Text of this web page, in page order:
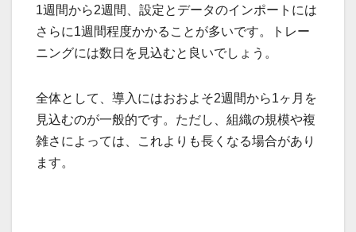
1週間から2週間、設定とデータのインポートには
さらに1週間程度かかることが多いです。トレー
ニングには数日を見込むと良いでしょう。
全体として、導入にはおおよそ2週間から1ヶ月を
見込むのが一般的です。ただし、組織の規模や複
雑さによっては、これよりも長くなる場合があり
ます。